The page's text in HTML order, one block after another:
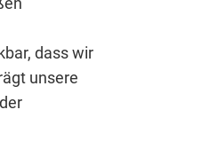
dass wir
unsere